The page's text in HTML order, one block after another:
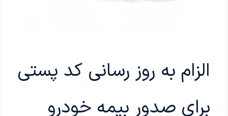
الزام به روز رسانی کد پستی
برای صدور بیمه خودرو